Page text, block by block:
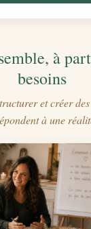
à
besoins
et créer des
à une